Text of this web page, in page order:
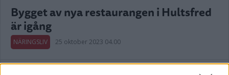
Bygget av nya restaurangen i Hultsfred
är igång
NÄRINGSLIV 25 oktober 2023 04.00